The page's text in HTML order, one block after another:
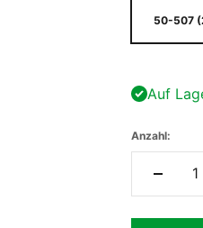
50-507
Auf
Anzahl: